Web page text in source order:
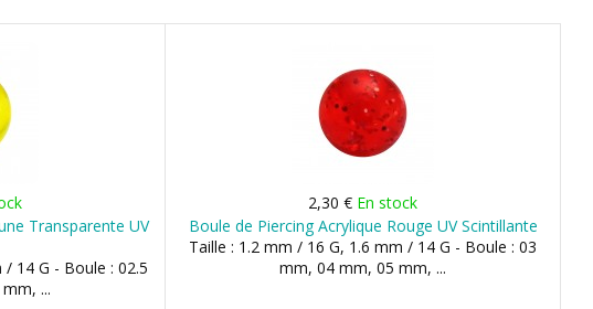
Transparente UV
14 G - Boule : 02.5
...
2,30 € En stock
Boule de Piercing Acrylique Rouge UV Scintillante
Taille : 1.2 mm / 16 G, 1.6 mm / 14 G - Boule : 03
mm, 04 mm, 05 mm, ...